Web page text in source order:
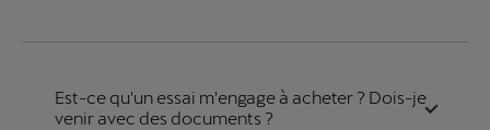
Est-ce qu'un essai m'engage à acheter ? Dois-je
venir avec des documents ?